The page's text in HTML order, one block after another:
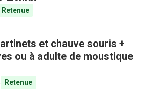
Retenue
et chauve souris +
ou à adulte de moustique
Retenue